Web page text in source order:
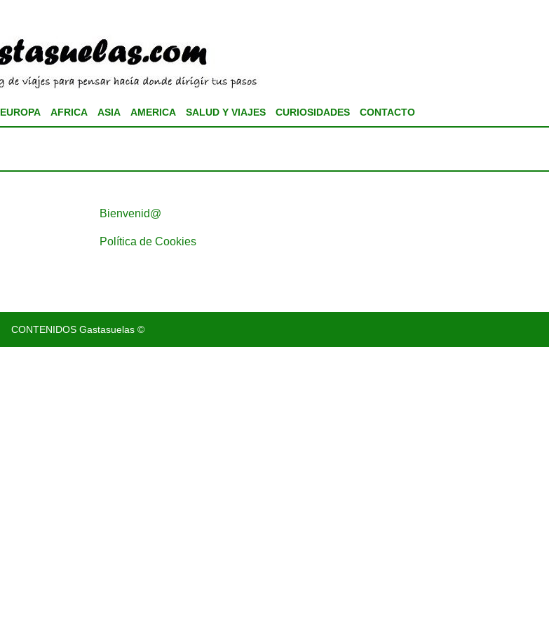
EUROPA AFRICA ASIA AMERICA SALUD Y VIAJES CURIOSIDADES CONTACTO
Bienvenid@
Política de Cookies
CONTENIDOS Gastasuelas ©